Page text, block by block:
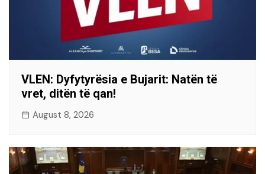
VLEN: Dyfytyrësia e Bujarit: Natën të
vret, ditën të qan!
August 8, 2026